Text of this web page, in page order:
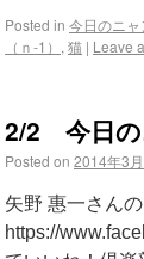
Posted in 今日のニャ
（ｎ-1） , 猫 | Leave
2/2 今日の
Posted on 2014年3
矢野 惠一さん
https://